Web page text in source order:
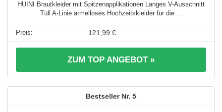
HUINI Brautkleider mit Spitzenapplikationen Langes V-Ausschnitt
Tüll A-Linie ärmelloses Hochzeitskleider für die ...
121,99 €
ZUM TOP ANGEBOT »
5